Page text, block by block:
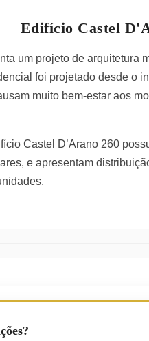
Edifício Castel
um projeto de arquitetura
foi projetado desde o
muito bem-estar aos
Castel D’Arano 260
e apresentam